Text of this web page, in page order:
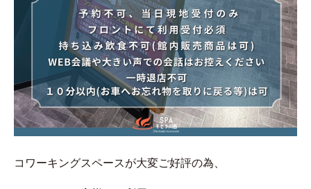
コワーキングスペースが大変ご好評の為、